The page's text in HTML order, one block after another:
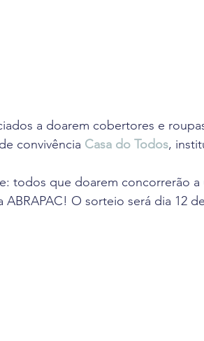
a doarem cobertores e
convivência Casa do Todos,
todos que doarem concorrerão
O sorteio será dia 12